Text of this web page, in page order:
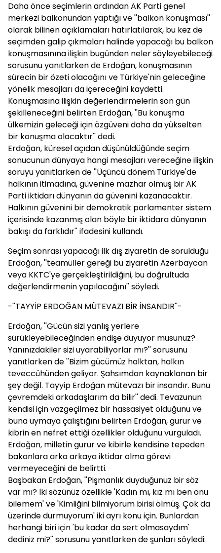
Daha önce seçimlerin ardından AK Parti genel
merkezi balkonundan yaptığı ve ''balkon konuşması''
olarak bilinen açıklamaları hatırlatılarak, bu kez de
seçimden galip çıkmaları halinde yapacağı bu balkon
konuşmasınına ilişkin bugünden neler söyleyebileceği
sorusunu yanıtlarken de Erdoğan, konuşmasının
sürecin bir özeti olacağını ve Türkiye'nin geleceğine
yönelik mesajları da içereceğini kaydetti.
Konuşmasına ilişkin değerlendirmelerin son gün
şekilleneceğini belirten Erdoğan, ''Bu konuşma
ülkemizin geleceği için özgüveni daha da yükselten
bir konuşma olacaktır'' dedi.
Erdoğan, küresel açıdan düşünüldüğünde seçim
sonucunun dünyaya hangi mesajları vereceğine ilişkin
soruyu yanıtlarken de ''Üçüncü dönem Türkiye'de
halkının itimadına, güvenine mazhar olmuş bir AK
Parti iktidarı dünyanın da güvenini kazanacaktır.
Halkının güvenini bir demokratik parlamenter sistem
içerisinde kazanmış olan böyle bir iktidara dünyanın
bakışı da farklıdır'' ifadesini kullandı.
Seçim sonrası yapacağı ilk dış ziyaretin de sorulduğu
Erdoğan, ''teamüller gereği bu ziyaretin Azerbaycan
veya KKTC'ye gerçekleştirildiğini, bu doğrultuda
değerlendirmenin yapılacağını'' söyledi.
-''TAYYİP ERDOĞAN MÜTEVAZI BİR İNSANDIR''-
Erdoğan, ''Gücün sizi yanlış yerlere
sürükleyebileceğinden endişe duyuyor musunuz?
Yanınızdakiler sizi uyarabiliyorlar mı?'' sorusunu
yanıtlarken de ''Bizim gücümüz halktan, halkın
teveccühünden geliyor. Şahsımdan kaynaklanan bir
şey değil. Tayyip Erdoğan mütevazı bir insandır. Bunu
çevremdeki arkadaşlarım da bilir'' dedi. Tevazunun
kendisi için vazgeçilmez bir hassasiyet olduğunu ve
buna uymaya çalıştığını belirten Erdoğan, gurur ve
kibrin en nefret ettiği özellikler olduğunu vurguladı.
Erdoğan, milletin gurur ve kibirle kendisine tepeden
bakanlara arka arkaya iktidar olma görevi
vermeyeceğini de belirtti.
Başbakan Erdoğan, ''Pişmanlık duyduğunuz bir söz
var mı? İki sözünüz özellikle 'Kadın mı, kız mı ben onu
bilemem' ve 'Kimliğini bilmiyorum birisi ölmüş. Çok da
üzerinde durmuyorum' iki ayrı konu için. Bunlardan
herhangi biri için 'bu kadar da sert olmasaydım'
dediniz mi?'' sorusunu yanıtlarken de şunları söyledi: